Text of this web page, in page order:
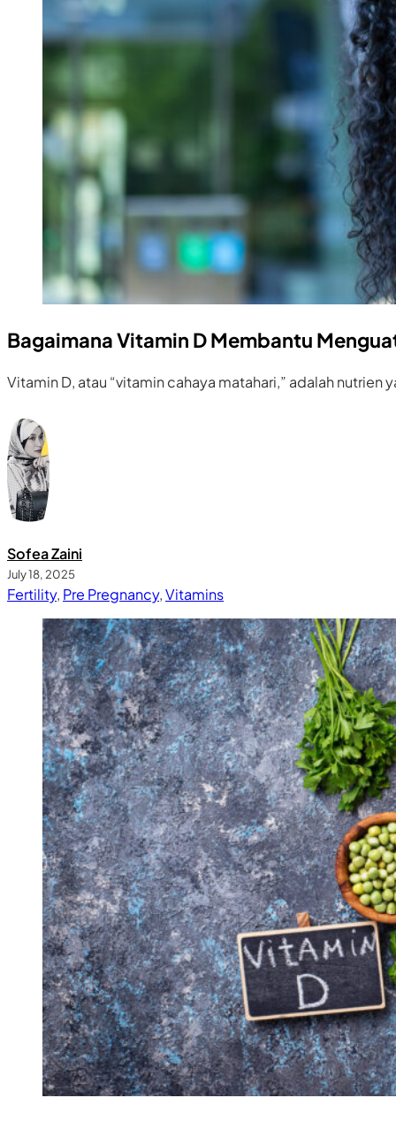
Bagaimana Vitamin D Membantu
Vitamin D, atau “vitamin cahaya matahari,” adalah
Sofea Zaini
July 18, 2025
Fertility, Pre Pregnancy,Vitamins